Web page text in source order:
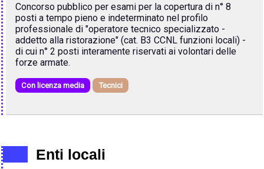
Concorso pubblico per esami per la copertura di n° 8
posti a tempo pieno e indeterminato nel profilo
professionale di "operatore tecnico specializzato -
addetto alla ristorazione" (cat. B3 CCNL funzioni locali) -
di cui n° 2 posti interamente riservati ai volontari delle
forze armate.
Con licenza media Tecnici
Enti locali